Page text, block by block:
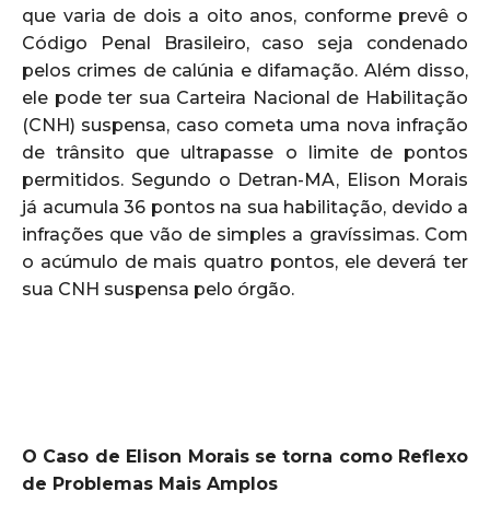
que varia de dois a oito anos, conforme prevê o
Código Penal Brasileiro, caso seja condenado
pelos crimes de calúnia e difamação. Além disso,
ele pode ter sua Carteira Nacional de Habilitação
(CNH) suspensa, caso cometa uma nova infração
de trânsito que ultrapasse o limite de pontos
permitidos. Segundo o Detran-MA, Elison Morais
já acumula 36 pontos na sua habilitação, devido a
infrações que vão de simples a gravíssimas. Com
o acúmulo de mais quatro pontos, ele deverá ter
sua CNH suspensa pelo órgão.
O Caso de Elison Morais se torna como Reflexo
de Problemas Mais Amplos